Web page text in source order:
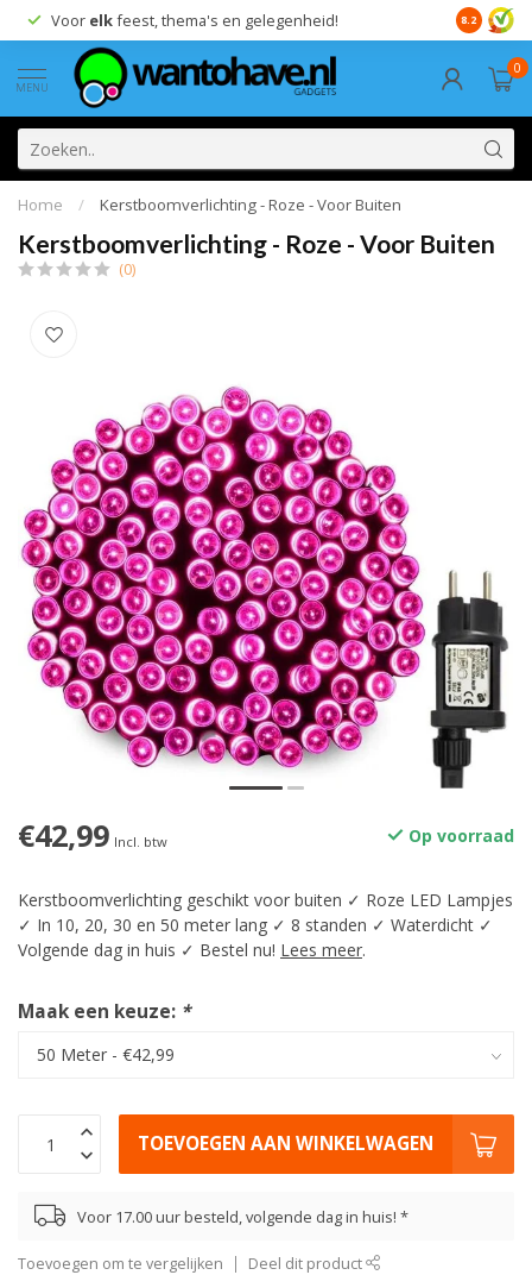
Voor elkfeest, thema's en gelegenheid! 8.2
MENU
0
Home / Kerstboomverlichting - Roze - Voor Buiten
Kerstboomverlichting - Roze - Voor Buiten
(0)
€42,99 Incl. btw Op voorraad
Kerstboomverlichting geschikt voor buiten ✓ Roze LED Lampjes
✓ In 10, 20, 30 en 50 meter lang ✓ 8 standen ✓ Waterdicht ✓
Volgende dag in huis ✓ Bestel nu! Lees meer.
Maak een keuze: *
TOEVOEGEN AAN WINKELWAGEN
Voor 17.00 uur besteld, volgende dag in huis! *
Toevoegen om te vergelijken Deel dit product